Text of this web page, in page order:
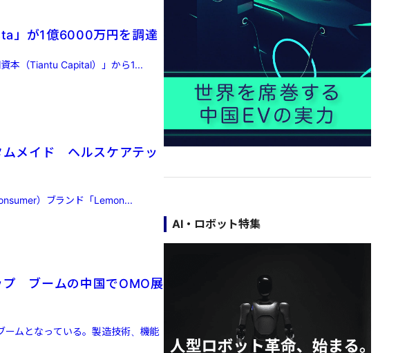
」が1億6000万円を調達
本（Tiantu Capital）」から1...
ムメイド ヘルスケアテッ
）ブランド「Lemon...
プ ブームの中国でOMO展
ムとなっている。製造技術、機能
AI・ロボット特集